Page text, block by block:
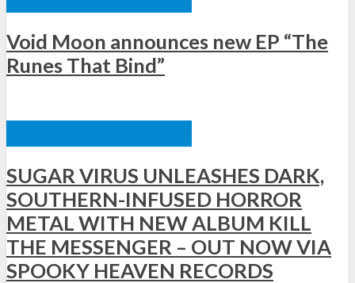
Void Moon announces new EP “The
Runes That Bind”
SUGAR VIRUS UNLEASHES DARK,
SOUTHERN-INFUSED HORROR
METAL WITH NEW ALBUM KILL
THE MESSENGER – OUT NOW VIA
SPOOKY HEAVEN RECORDS